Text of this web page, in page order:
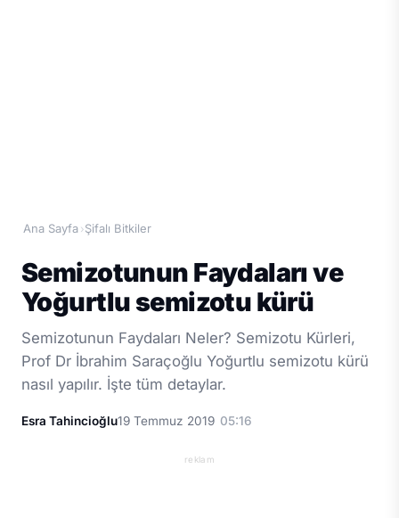
Ana Sayfa ›Şifalı Bitkiler
Semizotunun Faydaları ve
Yoğurtlu semizotu kürü
Semizotunun Faydaları Neler? Semizotu Kürleri,
Prof Dr İbrahim Saraçoğlu Yoğurtlu semizotu kürü
nasıl yapılır. İşte tüm detaylar.
Esra Tahincioğlu19 Temmuz 2019 05:16
reklam